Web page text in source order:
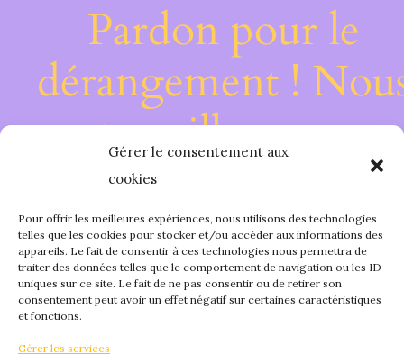
Gérer le consentement aux
cookies
Pour offrir les meilleures expériences, nous utilisons des technologies
telles que les cookies pour stocker et/ou accéder aux informations des
appareils. Le fait de consentir à ces technologies nous permettra de
traiter des données telles que le comportement de navigation ou les ID
uniques sur ce site. Le fait de ne pas consentir ou de retirer son
consentement peut avoir un effet négatif sur certaines caractéristiques
et fonctions.
Gérer les services
Pardon pour le
dérangement !
travaillons sur
quelque chose de
fantastique –
bientôt !